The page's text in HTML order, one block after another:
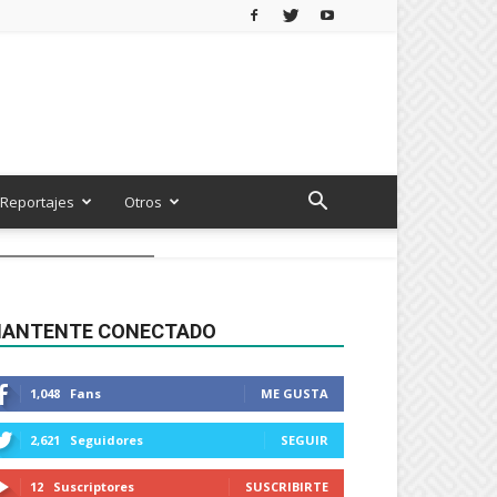
Reportajes Otros
CONECTADO
1,048 Fans ME GUSTA
2,621 Seguidores SEGUIR
12 Suscriptores SUSCRIBIRTE